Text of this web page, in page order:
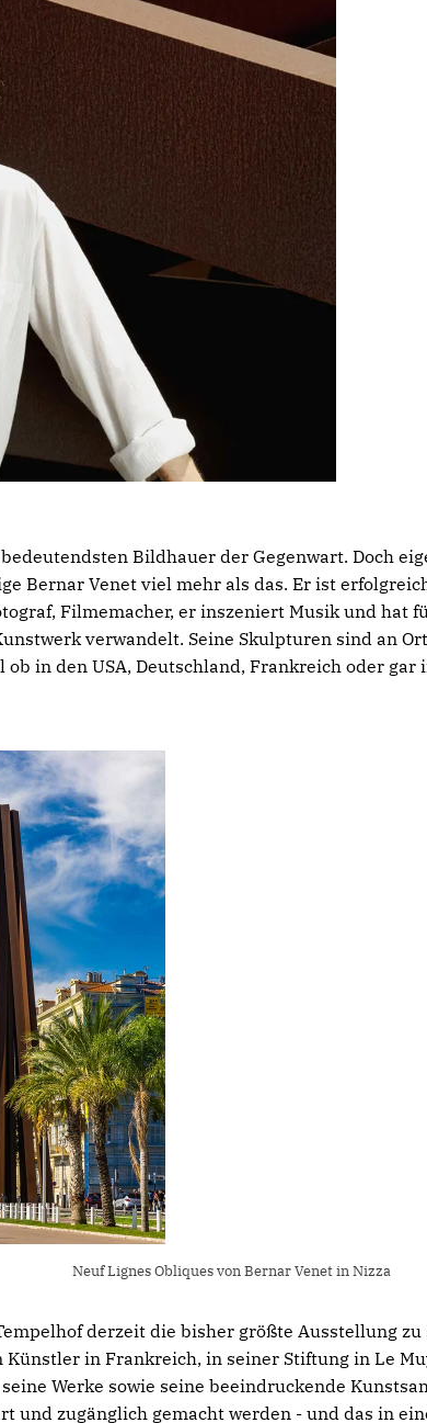
Bildhauer der Gegenwart. Doch
Bernar Venet viel mehr als das. Er ist
Filmemacher, er inszeniert Musik und hat
verwandelt. Seine Skulpturen sind an
ob in den USA, Deutschland, Frankreich oder gar
Neuf Lignes Obliques von Bernar Venet in Nizza
derzeit die bisher größte Ausstellung
Künstler in Frankreich, in seiner Stiftung in Le
Werke sowie seine beeindruckende
und zugänglich gemacht werden - und das in